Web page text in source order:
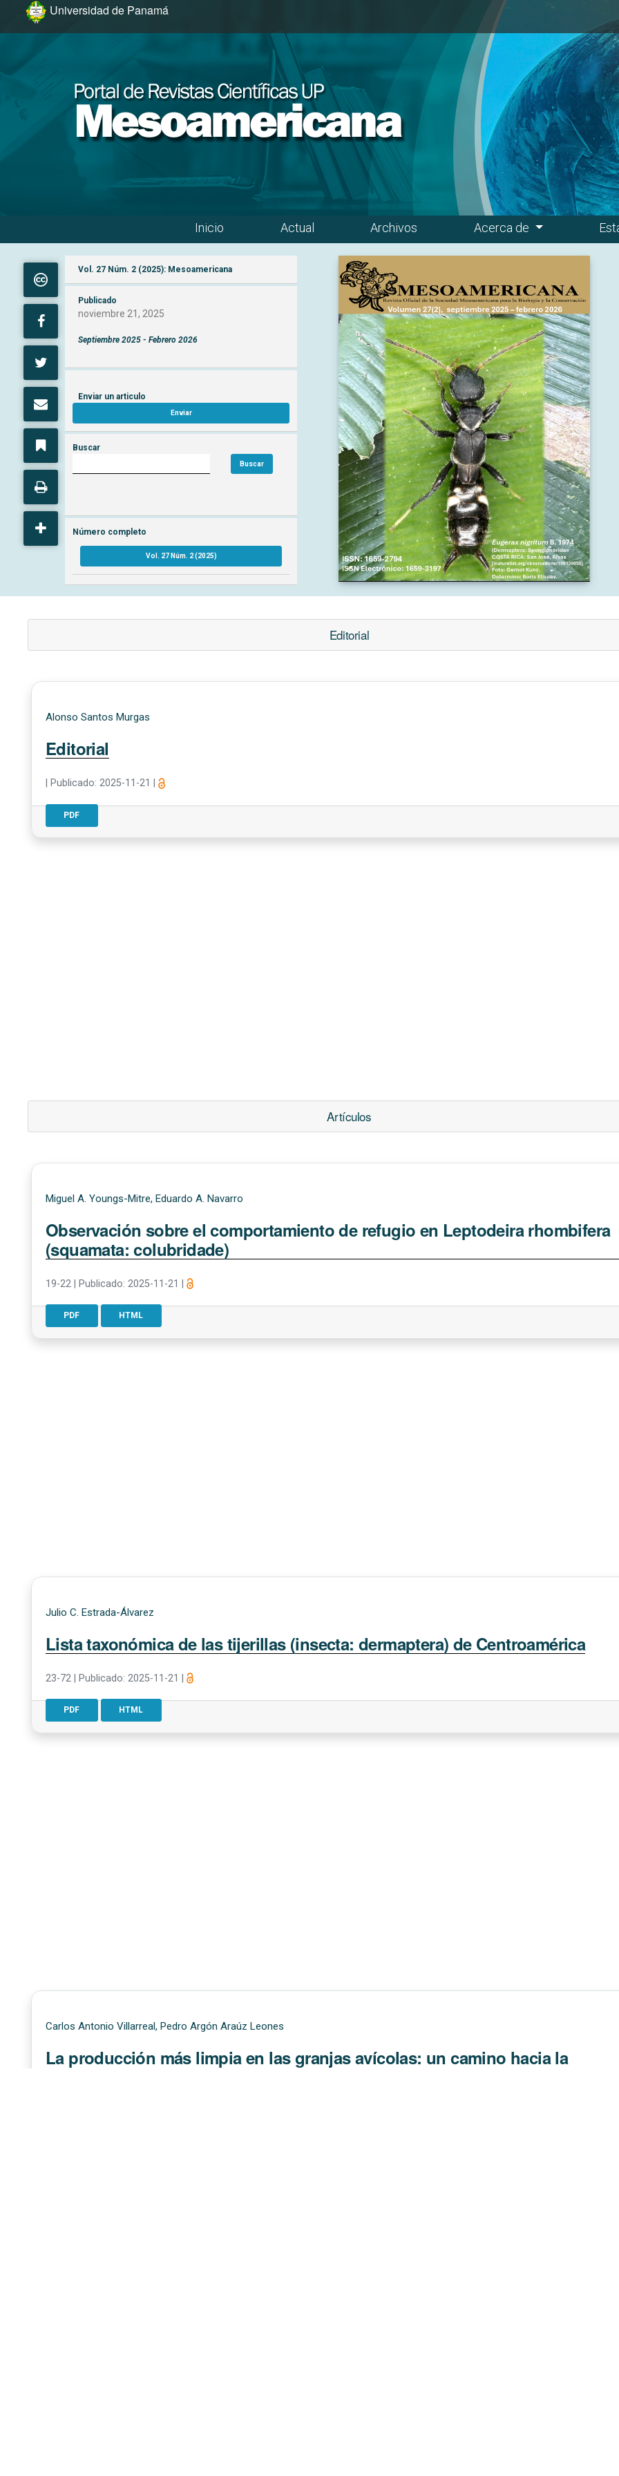
Ir al menú de navegación principal
Ir al contenido principal
Ir al pie de página del sitio
Universidad de Panamá
Menú principal Inicio Actual Archivos Acerca de
Vol. 27 Núm. 2 (2025): Mesoamericana
Publicado
noviembre 21, 2025
Septiembre 2025 - Febrero 2026
Enviar un articulo
Enviar
Buscar
Buscar
Número completo
Vol. 27 Núm. 2 (2025)
Editorial
Alonso Santos Murgas
Editorial
Publicado: 2025-11-21
PDF
Artículos
Miguel A. Youngs-Mitre, Eduardo A. Navarro
Observación sobre el comportamiento de refugio en Leptodeira rhombifera
(squamata: colubridade)
19-22 Publicado: 2025-11-21
PDF HTML
Julio C. Estrada-Álvarez
Lista taxonómica de las tijerillas (insecta: dermaptera) de Centroamérica
23-72 Publicado: 2025-11-21
PDF HTML
Carlos Antonio Villarreal, Pedro Argón Araúz Leones
La producción más limpia en las granjas avícolas: un camino hacia la